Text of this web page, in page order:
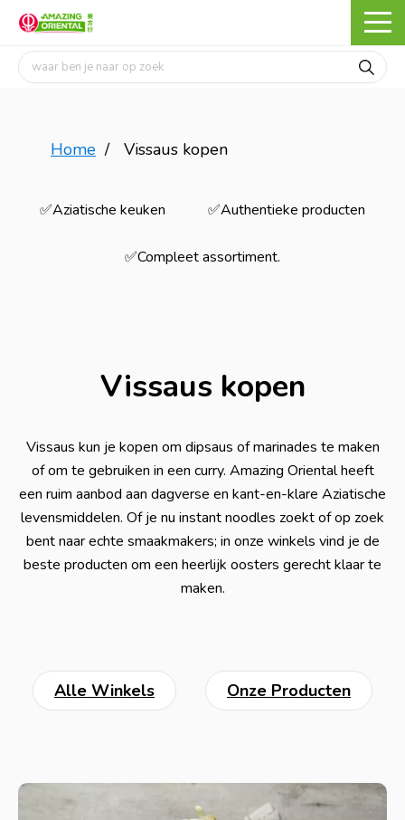
Home / Vissaus kopen
✅Aziatische keuken ✅Authentieke producten
✅Compleet assortiment.
Vissaus kopen
Vissaus kun je kopen om dipsaus of marinades te maken
of om te gebruiken in een curry. Amazing Oriental heeft
een ruim aanbod aan dagverse en kant-en-klare Aziatische
levensmiddelen. Of je nu instant noodles zoekt of op zoek
bent naar echte smaakmakers; in onze winkels vind je de
beste producten om een heerlijk oosters gerecht klaar te
maken.
Alle Winkels Onze Producten